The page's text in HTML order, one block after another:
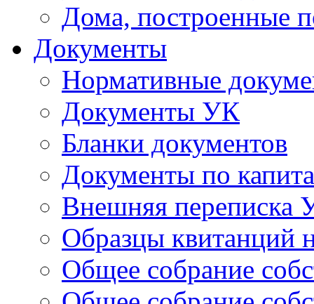
Дома, построенные
Документы
Нормативные
Документы УК
Бланки документов
Документы по
Внешняя переписка
Образцы квитанций
Общее собрание